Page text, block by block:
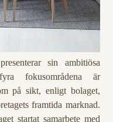
sin ambitiösa
fokusområdena är
på sikt, enligt bolaget,
framtida marknad.
startat samarbete med